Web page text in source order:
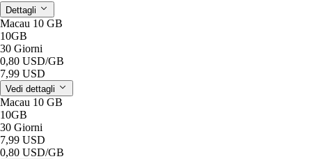
Dettagli
Macau 10 GB
10GB
30 Giorni
0,80 USD/GB
7,99 USD
Vedi dettagli
Macau 10 GB
10GB
30 Giorni
7,99 USD
0,80 USD/GB